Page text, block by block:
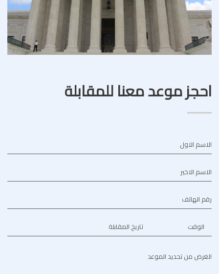
احجز موعد معنا للمقابلة
الاسم الاول
الاسم الاخير
رقم الهاتف
تاريخ المقابلة الوقت
الغرض من تحديد الموعد